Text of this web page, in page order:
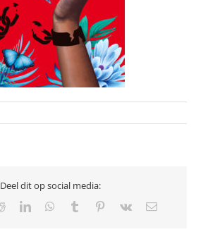
Deel dit op social media:
RedditLinkedInWhatsApp
Tumblr Pinterest
Vk
E-